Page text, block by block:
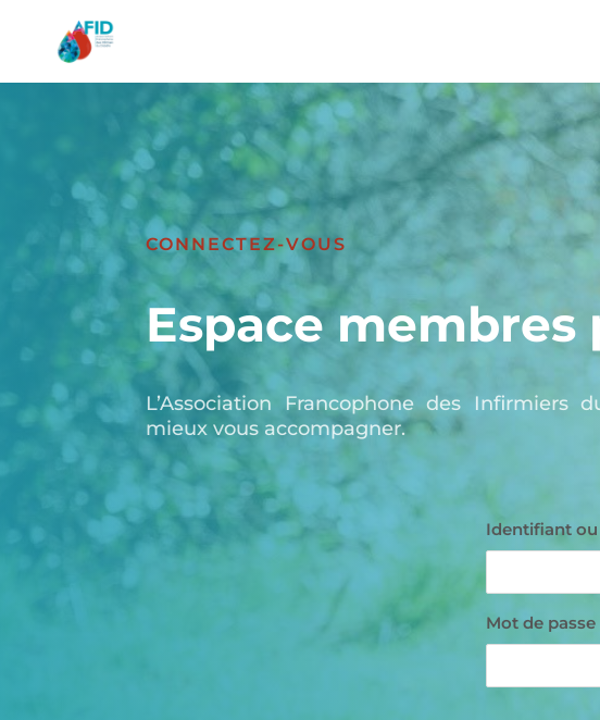
CONNECTEZ-VOUS
Espace membres
L’Association Francophone des Infirmiers
mieux vous accompagner.
Identifiant
Mot de passe